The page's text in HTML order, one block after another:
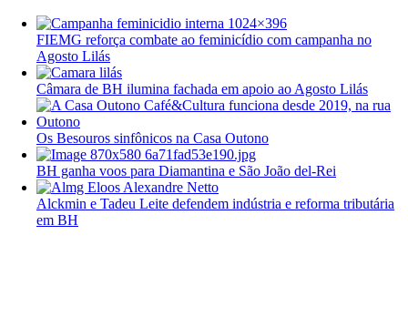
FIEMG reforça combate ao feminicídio com campanha no
Agosto Lilás
Câmara de BH ilumina fachada em apoio ao Agosto Lilás
Os Besouros sinfônicos na Casa Outono
BH ganha voos para Diamantina e São João del-Rei
Alckmin e Tadeu Leite defendem indústria e reforma tributária
em BH